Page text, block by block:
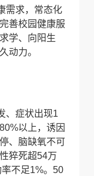
需求，常态化
善校园健康服
学、向阳生
动力。
、症状出现1
80%以上，诱因
、脑缺氧不可
猝死超54万
不足1%。50